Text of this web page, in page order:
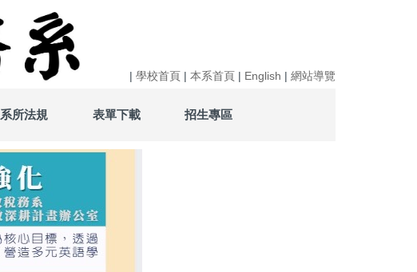
| 學校首頁 | 本系首頁 | English | 網站導覽
系所法規 表單下載 招生專區